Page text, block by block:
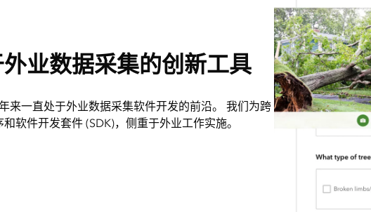
业数据采集的创新工具
来一直处于外业数据采集软件开发的前沿。 我们为跨
软件开发套件 (SDK)，侧重于外业工作实施。